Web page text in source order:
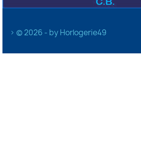
> © 2026 - by Horlogerie49